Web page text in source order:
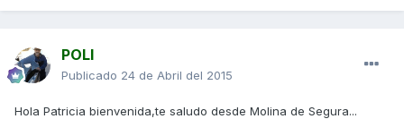
POLI
Publicado 24 de Abril del 2015
Hola Patricia bienvenida,te saludo desde Molina de Segura...